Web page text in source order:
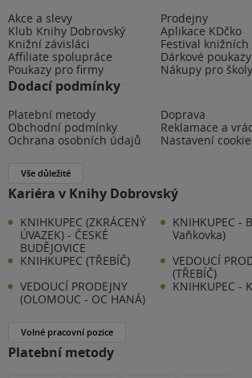
Akce a slevy
Prodejny
Klub Knihy Dobrovský
Aplikace KDčko
Knižní závisláci
Festival knižních
Affiliate spolupráce
Dárkové poukazy
Poukazy pro firmy
Nákupy pro školy
Dodací podmínky
Platební metody
Doprava
Obchodní podmínky
Reklamace a
Ochrana osobních údajů
Nastavení
Vše důležité
Kariéra v Knihy Dobrovský
KNIHKUPEC (ZKRÁCENÝ
ÚVAZEK) - ČESKÉ
BUDĚJOVICE
KNIHKUPEC -
Vaňkovka)
KNIHKUPEC (TŘEBÍČ)
VEDOUCÍ
(TŘEBÍČ)
VEDOUCÍ PRODEJNY
(OLOMOUC - OC HANÁ)
KNIHKUPEC -
Volné pracovní pozice
Platební metody